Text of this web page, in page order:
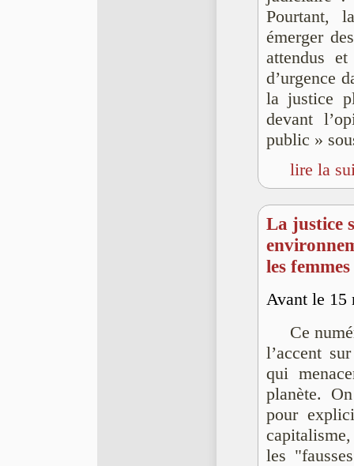
Pourtant,
émerger
attendus
d’urgence
la justice
devant
public »
lire la
La justice
les femmes
Avant le
Ce
l’accent
qui
planète.
pour
les